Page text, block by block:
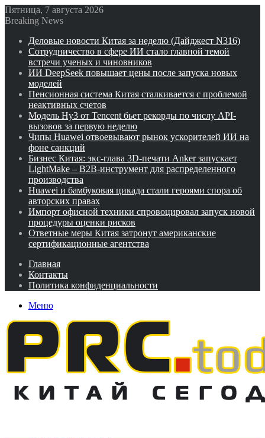
Пятница, 7 августа 2026
Breaking News
Деловые новости Китая за неделю (Дайджест N316)
Сотрудничество в сфере ИИ стало главной темой
встречи ученых и чиновников
ИИ DeepSeek повышает цены после запуска новых
моделей
Пенсионная система Китая сталкивается с проблемой
неактивных счетов
Модель Hy3 от Tencent бьет рекорды по числу API-
вызовов за первую неделю
Чипы Huawei отвоевывают рынок ускорителей ИИ на
фоне санкций
Бизнес Китая: экс-глава 3D-печати Anker запускает
LightMake – B2B-инструмент для распределенного
производства
Huawei и бамбуковая цикада стали героями спора об
авторских правах
Импорт офисной техники спровоцировал запуск новой
процедуры оценки рисков
Ответные меры Китая затронут американские
сертификационные агентства
Главная
Контакты
Политика конфиденциальности
Меню